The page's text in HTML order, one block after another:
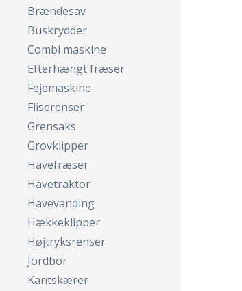
Brændesav
Buskrydder
Combi maskine
Efterhængt fræser
Fejemaskine
Fliserenser
Grensaks
Grovklipper
Havefræser
Havetraktor
Havevanding
Hækkeklipper
Højtryksrenser
Jordbor
Kantskærer